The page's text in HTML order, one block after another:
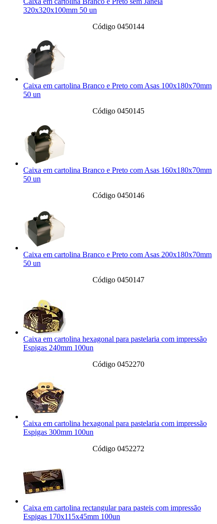
320x320x100mm 50 un
Código 0450144
Caixa em cartolina Branco e Preto com Asas 100x180x70mm
50 un
Código 0450145
Caixa em cartolina Branco e Preto com Asas 160x180x70mm
50 un
Código 0450146
Caixa em cartolina Branco e Preto com Asas 200x180x70mm
50 un
Código 0450147
Caixa em cartolina hexagonal para pastelaria com impressão
Espigas 240mm 100un
Código 0452270
Caixa em cartolina hexagonal para pastelaria com impressão
Espigas 300mm 100un
Código 0452272
Caixa em cartolina rectangular para pasteis com impressão
Espigas 170x115x45mm 100un